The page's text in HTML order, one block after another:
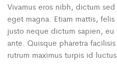
Vivamus eros nibh, dictum
eget magna. Etiam mattis,
justo neque dictum sapien,
ante. Quisque pharetra
rutrum maximus turpis id